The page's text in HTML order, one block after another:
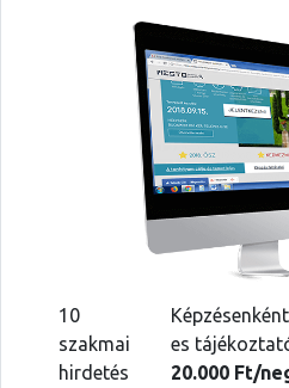
10
szakmai
hirdetés
es
20.000 Ft/